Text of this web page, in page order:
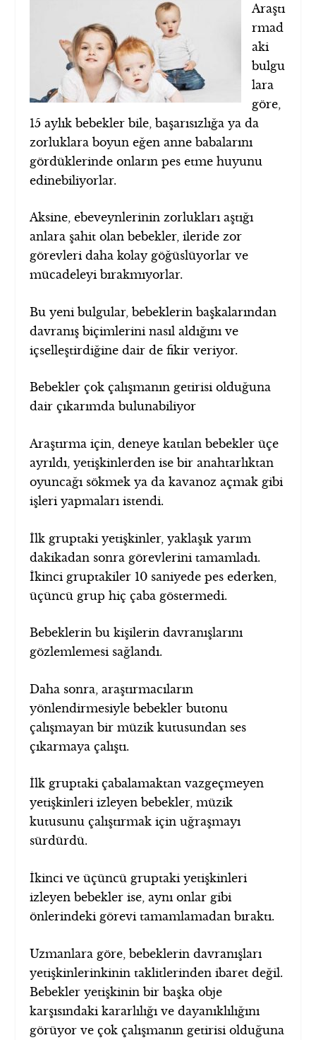
Araştı
rmad
aki
bulgu
lara
göre,
15 aylık bebekler bile, başarısızlığa ya da
zorluklara boyun eğen anne babalarını
gördüklerinde onların pes etme huyunu
edinebiliyorlar.
Aksine, ebeveynlerinin zorlukları aştığı
anlara şahit olan bebekler, ileride zor
görevleri daha kolay göğüslüyorlar ve
mücadeleyi bırakmıyorlar.
Bu yeni bulgular, bebeklerin başkalarından
davranış biçimlerini nasıl aldığını ve
içselleştirdiğine dair de fikir veriyor.
Bebekler çok çalışmanın getirisi olduğuna
dair çıkarımda bulunabiliyor
Araştırma için, deneye katılan bebekler üçe
ayrıldı, yetişkinlerden ise bir anahtarlıktan
oyuncağı sökmek ya da kavanoz açmak gibi
işleri yapmaları istendi.
İlk gruptaki yetişkinler, yaklaşık yarım
dakikadan sonra görevlerini tamamladı.
İkinci gruptakiler 10 saniyede pes ederken,
üçüncü grup hiç çaba göstermedi.
Bebeklerin bu kişilerin davranışlarını
gözlemlemesi sağlandı.
Daha sonra, araştırmacıların
yönlendirmesiyle bebekler butonu
çalışmayan bir müzik kutusundan ses
çıkarmaya çalıştı.
İlk gruptaki çabalamaktan vazgeçmeyen
yetişkinleri izleyen bebekler, müzik
kutusunu çalıştırmak için uğraşmayı
sürdürdü.
İkinci ve üçüncü gruptaki yetişkinleri
izleyen bebekler ise, aynı onlar gibi
önlerindeki görevi tamamlamadan bıraktı.
Uzmanlara göre, bebeklerin davranışları
yetişkinlerinkinin taklitlerinden ibaret değil.
Bebekler yetişkinin bir başka obje
karşısındaki kararlılığı ve dayanıklılığını
görüyor ve çok çalışmanın getirisi olduğuna